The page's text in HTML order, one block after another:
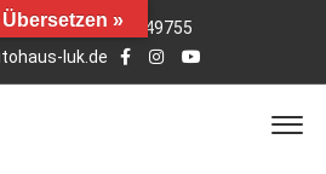
01742949755
luk.de
Übersetzen »